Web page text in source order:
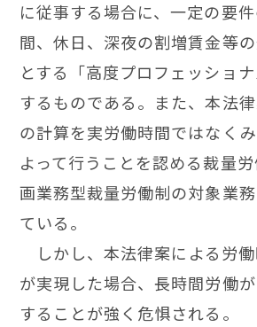
に従事する場合に、一定の要
間、休日、深夜の割増賃金等
とする「高度プロフェッショ
するものである。また、本法
の計算を実労働時間ではなく
よって行うことを認める裁量
画業務型裁量労働制の対象業
ている。
しかし、本法律案による労
が実現した場合、長時間労働
することが強く危惧される。